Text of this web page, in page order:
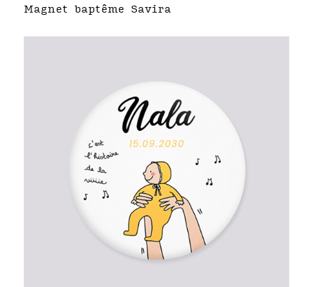
Magnet baptême Savira